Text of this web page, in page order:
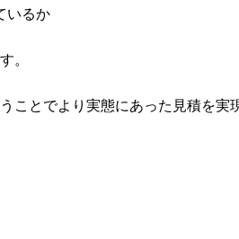
いるか
。
ことでより実態にあった見積を実